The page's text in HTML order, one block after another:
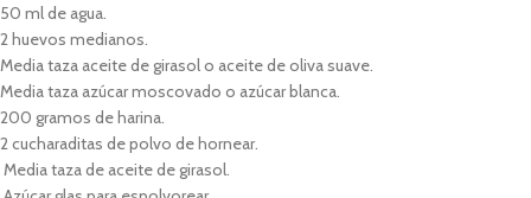
50 ml de agua.
2 huevos medianos.
Media taza aceite de girasol o aceite de oliva suave.
Media taza azúcar moscovado o azúcar blanca.
200 gramos de harina.
2 cucharaditas de polvo de hornear.
Media taza de aceite de girasol.